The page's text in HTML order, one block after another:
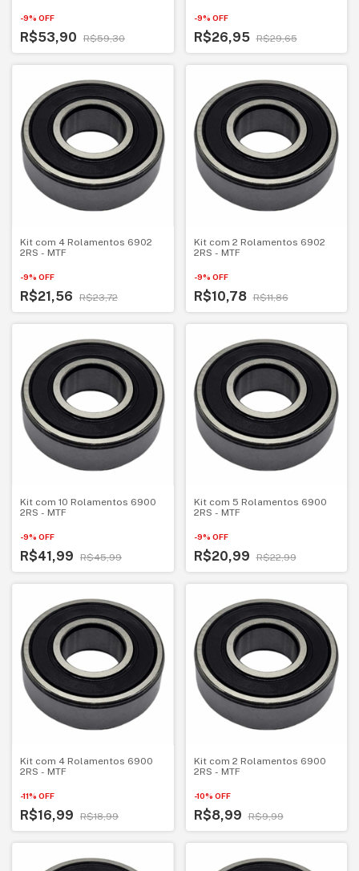
-9% OFF
R$53,90 R$59,30
-9% OFF
R$26,95 R$29,65
Kit com 4 Rolamentos 6902
2RS - MTF
-9% OFF
R$21,56 R$23,72
Kit com 2 Rolamentos 6902
2RS - MTF
-9% OFF
R$10,78 R$11,86
Kit com 10 Rolamentos 6900
2RS - MTF
-9% OFF
R$41,99 R$45,99
Kit com 5 Rolamentos 6900
2RS - MTF
-9% OFF
R$20,99 R$22,99
Kit com 4 Rolamentos 6900
2RS - MTF
-11% OFF
R$16,99 R$18,99
Kit com 2 Rolamentos 6900
2RS - MTF
-10% OFF
R$8,99 R$9,99